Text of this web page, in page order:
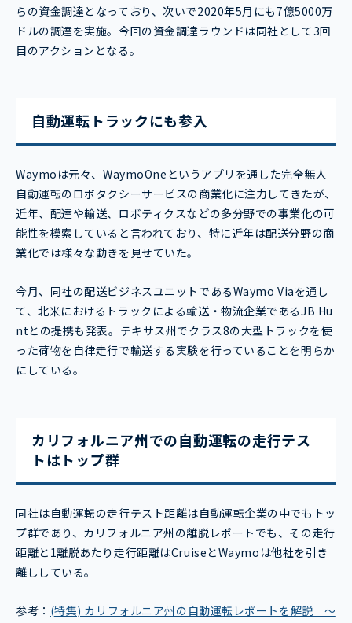
らの資金調達となっており、次いで2020年5月にも7億5000万
ドルの調達を実施。今回の資金調達ラウンドは同社として3回
目のアクションとなる。
自動運転トラックにも参入
Waymoは元々、WaymoOneというアプリを通した完全無人
自動運転のロボタクシーサービスの商業化に注力してきたが、
近年、配達や輸送、ロボティクスなどの多分野での事業化の可
能性を模索していると言われており、特に近年は配送分野の商
業化では様々な動きを見せていた。
今月、同社の配送ビジネスユニットであるWaymo Viaを通し
て、北米におけるトラックによる輸送・物流企業であるJB Hu
ntとの提携も発表。テキサス州でクラス8の大型トラックを使
った荷物を自律走行で輸送する実験を行っていることを明らか
にしている。
カリフォルニア州での自動運転の走行テス
トはトップ群
同社は自動運転の走行テスト距離は自動運転企業の中でもトッ
プ群であり、カリフォルニア州の離脱レポートでも、その走行
距離と1離脱あたり走行距離はCruiseとWaymoは他社を引き
離ししている。
参考： (特集) カリフォルニア州の自動運転レポートを解説 ～